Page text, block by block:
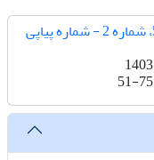
دوره 5، شماره 2 - شماره پیاپی
51-75